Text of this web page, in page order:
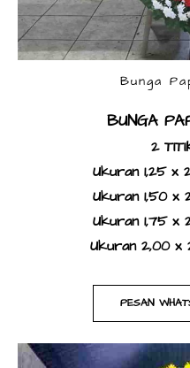
Bunga
BUNGA
​2
Ukuran 1,25 x
Ukuran 1,50 x
Ukuran 1,75 x
Ukuran 2,00 x
PESAN
Metro